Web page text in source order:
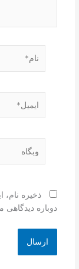
ذخیره
دوباره